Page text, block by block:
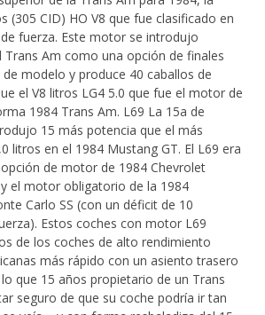
(305 CID) HO V8 que fue clasificado en
fuerza. Este motor se introdujo
Trans Am como una opción de finales
modelo y produce 40 caballos de
el V8 litros LG4 5.0 que fue el motor de
1984 Trans Am. L69 La 15a de
15 más potencia que el más
litros en el 1984 Mustang GT. El L69 era
de motor de 1984 Chevrolet
el motor obligatorio de la 1984
Carlo SS (con un déficit de 10
Estos coches con motor L69
de los coches de alto rendimiento
más rápido con un asiento trasero
que 15 años propietario de un Trans
seguro de que su coche podría ir tan